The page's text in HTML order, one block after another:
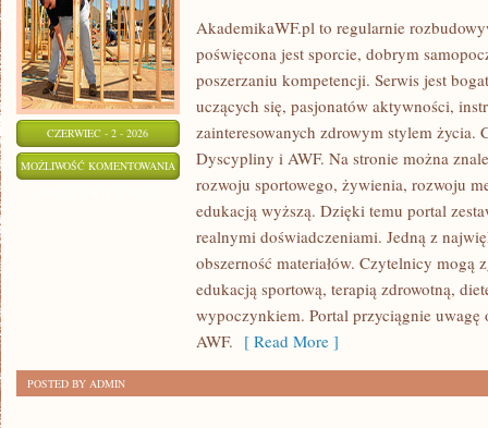
CZERWIEC - 2 - 2026
MOŻLIWOŚĆ KOMENTOWANIA AWF
AkademikaWF.pl to regularnie
poświęcona jest sporcie, dobrym
poszerzaniu kompetencji. Serwis jest
uczących się, pasjonatów aktywności,
zainteresowanych zdrowym stylem życia.
Dyscypliny i AWF. Na stronie można
rozwoju sportowego, żywienia, rozwoju
edukacją wyższą. Dzięki temu portal
realnymi doświadczeniami. Jedną z
obszerność materiałów. Czytelnicy mogą
edukacją sportową, terapią zdrowotną,
wypoczynkiem. Portal przyciągnie uwagę
AWF. [ Read More ]
POSTED BY ADMIN